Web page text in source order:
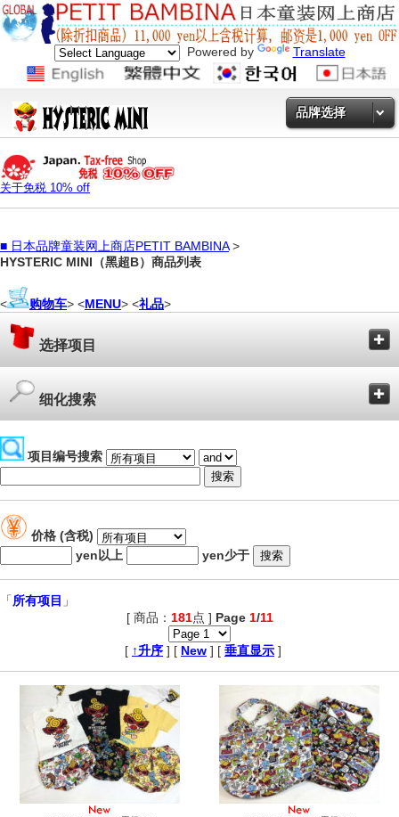
Powered by Translate
品牌选择
关于免税 10% off
■ 日本品牌童装网上商店PETIT BAMBINA>
HYSTERIC MINI（黑超B）商品列表
< 购物车> <MENU> <礼品>
选择项目
细化搜索
项目编号搜索
价格 (含税)
yen以上
yen少于
「所有项目 」
[ 商品： 181点 ] Page 1/11
[ ↑升序 ] [ New ] [ 垂直显示 ]